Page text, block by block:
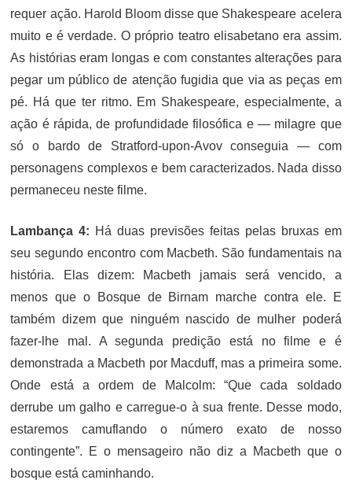
requer ação. Harold Bloom disse que Shakespeare acelera
muito e é verdade. O próprio teatro elisabetano era assim.
As histórias eram longas e com constantes alterações para
pegar um público de atenção fugidia que via as peças em
pé. Há que ter ritmo. Em Shakespeare, especialmente, a
ação é rápida, de profundidade filosófica e — milagre que
só o bardo de Stratford-upon-Avov conseguia — com
personagens complexos e bem caracterizados. Nada disso
permaneceu neste filme.
Lambança 4: Há duas previsões feitas pelas bruxas em
seu segundo encontro com Macbeth. São fundamentais na
história. Elas dizem: Macbeth jamais será vencido, a
menos que o Bosque de Birnam marche contra ele. E
também dizem que ninguém nascido de mulher poderá
fazer-lhe mal. A segunda predição está no filme e é
demonstrada a Macbeth por Macduff, mas a primeira some.
Onde está a ordem de Malcolm: “Que cada soldado
derrube um galho e carregue-o à sua frente. Desse modo,
estaremos camuflando o número exato de nosso
contingente”. E o mensageiro não diz a Macbeth que o
bosque está caminhando.